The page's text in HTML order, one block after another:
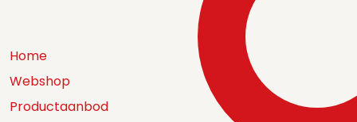
Home
Webshop
Productaanbod